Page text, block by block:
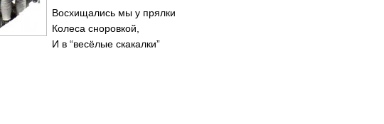
Восхищались мы у прялки
Колеса сноровкой,
И в “весёлые скакалки”